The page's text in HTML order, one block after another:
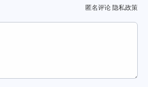
匿名评论 隐私政策